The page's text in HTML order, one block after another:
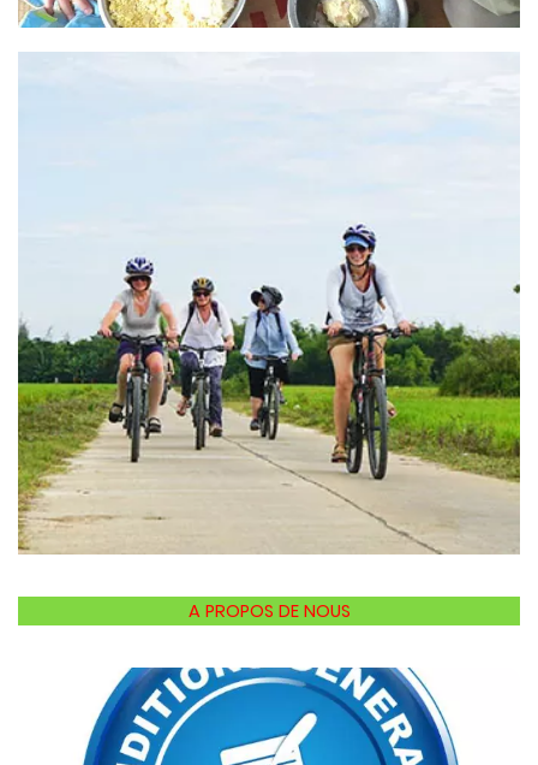
A PROPOS DE NOUS